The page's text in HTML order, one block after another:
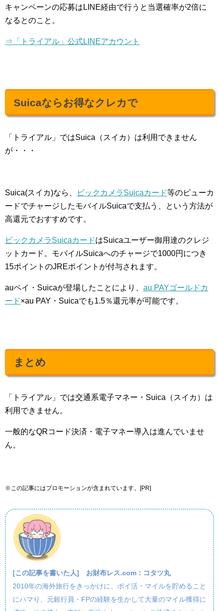
キャンペーンの応募はLINE経由で行うと当選確率が2倍に
なるとのこと。
⇒「トライアル」公式LINEアカウント
Suicaならお得なクレカで
「トライアル」ではSuica（スイカ）は利用できません
が・・・
Suica(スイカ)なら、 ビックカメラSuicaカード等のビューカ
ードでチャージしたモバイルSuicaで支払う、という方法が
高還元でおすすめです。
ビックカメラSuicaカードはSuicaユーザー御用達のクレジ
ットカード。モバイルSuicaへのチャージで1000円につき
15ポイントのJREポイントが付与されます。
auペイ・Suicaが登場したことにより、 au PAYゴールドカ
ード×au PAY・Suicaでも1.5％還元率が可能です。
まとめ
「トライアル」では交通系電子マネー・Suica（スイカ）は
利用できません。
一般的なQRコード決済・電子マネー導入は進んでいませ
ん。
※この記事にはプロモーションが含まれています。[PR]
[この記事を書いた人] お財布レス.com：コタツ丸
2010年の海外旅行をきっかけに、ポイ活・マイルを貯めること
にハマり、元銀行員・FPの経験を生かして大量のマイル獲得に